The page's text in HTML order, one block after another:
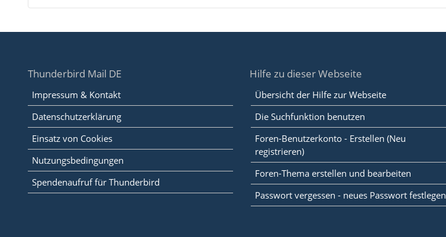
Thunderbird Mail DE
Impressum & Kontakt
Datenschutzerklärung
Einsatz von Cookies
Nutzungsbedingungen
Spendenaufruf für Thunderbird
Hilfe zu dieser Webseite
Übersicht der Hilfe zur Webseite
Die Suchfunktion benutzen
Foren-Benutzerkonto - Erstellen (Neu
registrieren)
Foren-Thema erstellen und bearbeiten
Passwort vergessen - neues Passwort festlegen